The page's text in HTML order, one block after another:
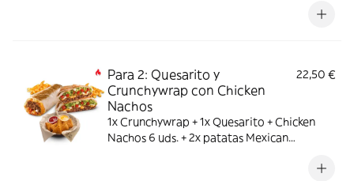
Para 2: Quesarito y
Crunchywrap con Chicken
Nachos
22,50 €
1x Crunchywrap + 1x Quesarito + Chicken
Nachos 6 uds. + 2x patatas Mexican